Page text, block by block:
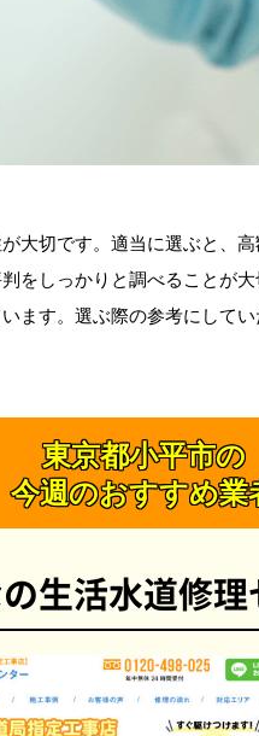
大切です。適当に選ぶと、
をしっかりと調べることが
ます。選ぶ際の参考にしてい
東京都小平市の
今週のおすすめ業
生活水道修